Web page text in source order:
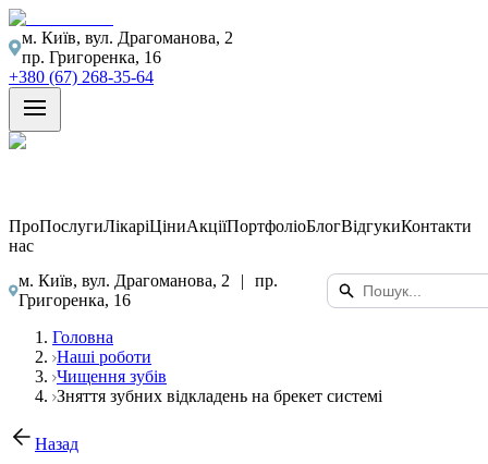
м. Київ, вул. Драгоманова, 2
пр. Григоренка, 16
+380 (67) 268-35-64
Про
нас
ПослугиЛікаріЦіниАкціїПортфоліоБлогВідгукиКонтакти
м. Київ, вул. Драгоманова, 2 |
пр.
Григоренка, 16
Головна
Наші роботи
Чищення зубів
Зняття зубних відкладень на брекет системі
Назад